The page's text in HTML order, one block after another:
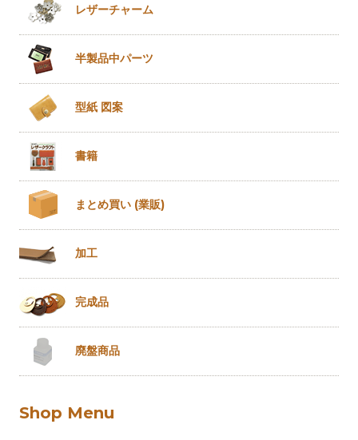
レザーチャーム
半製品中パーツ
型紙 図案
書籍
まとめ買い (業販)
加工
完成品
廃盤商品
Shop Menu